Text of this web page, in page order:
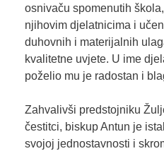
osnivaču spomenutih
njihovim djelatnicima i
duhovnih i materijalnih
kvalitetne uvjete. U ime
poželio mu je radostan i
Zahvalivši predstojniku
čestitci, biskup Antun je
svojoj jednostavnosti i